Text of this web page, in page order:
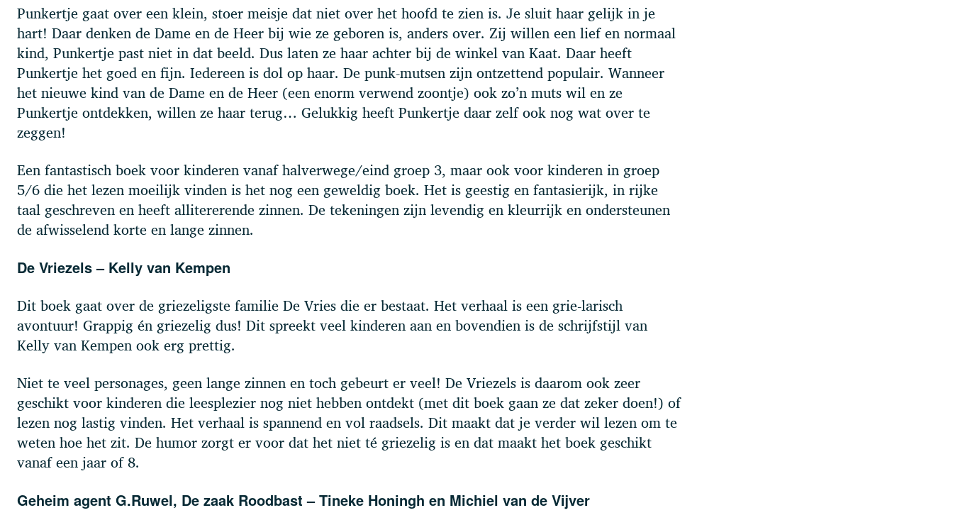
Punkertje gaat over een klein, stoer meisje dat niet over het hoofd te zien is. Je sluit haar gelijk in je
hart! Daar denken de Dame en de Heer bij wie ze geboren is, anders over. Zij willen een lief en normaal
kind, Punkertje past niet in dat beeld. Dus laten ze haar achter bij de winkel van Kaat. Daar heeft
Punkertje het goed en fijn. Iedereen is dol op haar. De punk-mutsen zijn ontzettend populair. Wanneer
het nieuwe kind van de Dame en de Heer (een enorm verwend zoontje) ook zo’n muts wil en ze
Punkertje ontdekken, willen ze haar terug… Gelukkig heeft Punkertje daar zelf ook nog wat over te
zeggen!
Een fantastisch boek voor kinderen vanaf halverwege/eind groep 3, maar ook voor kinderen in groep
5/6 die het lezen moeilijk vinden is het nog een geweldig boek. Het is geestig en fantasierijk, in rijke
taal geschreven en heeft allitererende zinnen. De tekeningen zijn levendig en kleurrijk en ondersteunen
de afwisselend korte en lange zinnen.
De Vriezels – Kelly van Kempen
Dit boek gaat over de griezeligste familie De Vries die er bestaat. Het verhaal is een grie-larisch
avontuur! Grappig én griezelig dus! Dit spreekt veel kinderen aan en bovendien is de schrijfstijl van
Kelly van Kempen ook erg prettig.
Niet te veel personages, geen lange zinnen en toch gebeurt er veel! De Vriezels is daarom ook zeer
geschikt voor kinderen die leesplezier nog niet hebben ontdekt (met dit boek gaan ze dat zeker doen!) of
lezen nog lastig vinden. Het verhaal is spannend en vol raadsels. Dit maakt dat je verder wil lezen om te
weten hoe het zit. De humor zorgt er voor dat het niet té griezelig is en dat maakt het boek geschikt
vanaf een jaar of 8.
Geheim agent G.Ruwel, De zaak Roodbast – Tineke Honingh en Michiel van de Vijver